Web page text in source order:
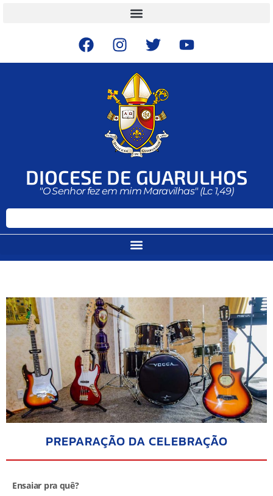
DIOCESE DE GUARULHOS
"O Senhor fez em mim Maravilhas" (Lc 1,49)
PREPARAÇÃO DA CELEBRAÇÃO
Ensaiar pra quê?